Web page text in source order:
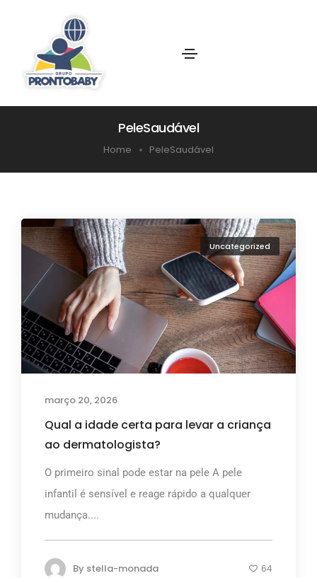
PeleSaudável
Home PeleSaudável
Uncategorized
março 20, 2026
Qual a idade certa para levar a criança
ao dermatologista?
O primeiro sinal pode estar na pele A pele
infantil é sensível e reage rápido a qualquer
mudança....
By stella-monada 64